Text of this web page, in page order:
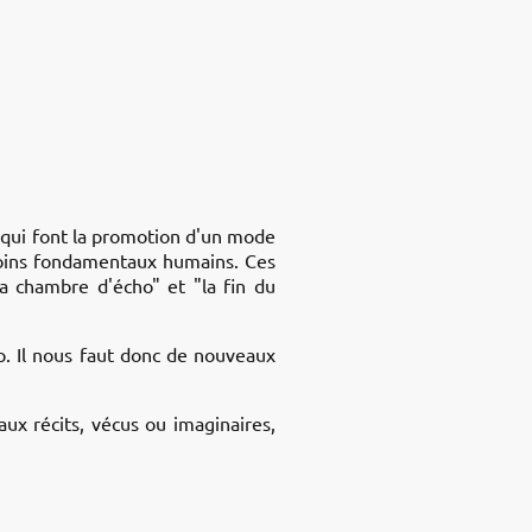
font la promotion d'un mode
fondamentaux humains. Ces
chambre d'écho" et "la fin du
nous faut donc de nouveaux
récits, vécus ou imaginaires,